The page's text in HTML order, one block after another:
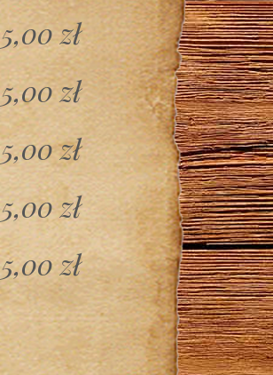
5,00 zł
5,00 zł
5,00 zł
5,00 zł
5,00 zł